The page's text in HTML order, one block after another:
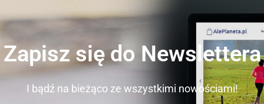
Zapisz się do Newslettera
I bądź na bieżąco ze wszystkimi nowościami!